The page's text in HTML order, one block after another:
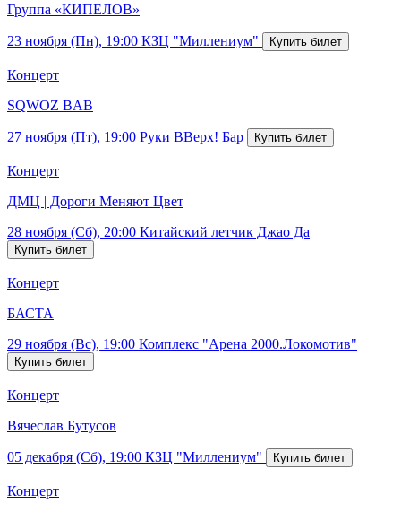
Группа «КИПЕЛОВ»
23 ноября (Пн), 19:00 КЗЦ "Миллениум"
Концерт
SQWOZ BAB
27 ноября (Пт), 19:00 Руки ВВерх! Бар
Концерт
ДМЦ | Дороги Меняют Цвет
28 ноября (Сб), 20:00 Китайский летчик Джао Да
Концерт
БАСТА
29 ноября (Вс), 19:00 Комплекс "Арена 2000.Локомотив"
Концерт
Вячеслав Бутусов
05 декабря (Сб), 19:00 КЗЦ "Миллениум"
Концерт